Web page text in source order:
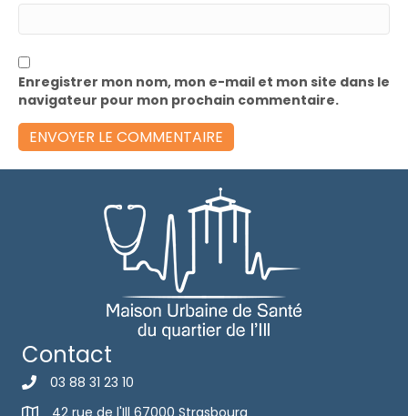
Enregistrer mon nom, mon e-mail et mon site dans le
navigateur pour mon prochain commentaire.
Contact
03 88 31 23 10
42 rue de l'Ill 67000 Strasbourg